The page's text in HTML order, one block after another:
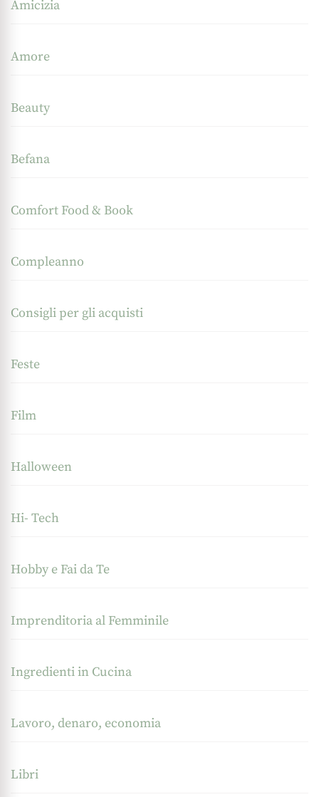
Amicizia
Amore
Beauty
Befana
Comfort Food & Book
Compleanno
Consigli per gli acquisti
Feste
Film
Halloween
Hi- Tech
Hobby e Fai da Te
Imprenditoria al Femminile
Ingredienti in Cucina
Lavoro, denaro, economia
Libri